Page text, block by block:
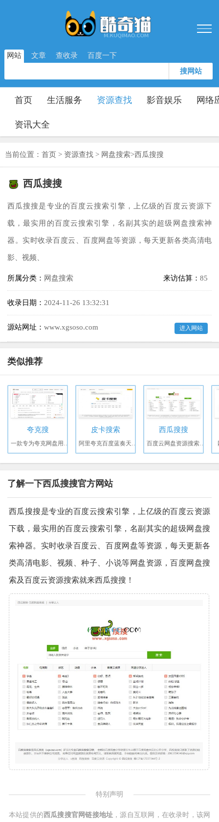
网站 文章 查收录 百度一下
搜网站
首页 生活服务 资源查找 影音娱乐 网络
资讯大全
当前位置： 首页 > 资源查找 > 网盘搜索>西瓜搜搜
西瓜搜搜
西瓜搜搜是专业的百度云搜索引擎，上亿级的百度云资源下
载，最实用的百度云搜索引擎，名副其实的超级网盘搜索神
器。实时收录百度云、百度网盘等资源，每天更新各类高清电
影、视频、
所属分类： 网盘搜索 来访估算： 85
收录日期： 2024-11-26 13:32:31
源站网址： www.xgsoso.com 进入网站
类似推荐
夸克搜 皮卡搜索 西瓜搜搜
了解一下西瓜搜搜官方网站
西瓜搜搜是专业的百度云搜索引擎，上亿级的百度云资源
下载，最实用的百度云搜索引擎，名副其实的超级网盘搜
索神器。实时收录百度云、百度网盘等资源，每天更新各
类高清电影、视频、种子、小说等网盘资源，百度网盘搜
索及百度云资源搜索就来西瓜搜搜！
特别声明
本站提供的西瓜搜搜官网链接地址 ，源自互联网，在收录时，该网